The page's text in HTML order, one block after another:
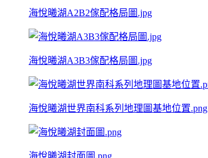
海悅曦湖A2B2傢配格局圖.jpg
海悅曦湖A3B3傢配格局圖.jpg
海悅曦湖世界南科系列地理圖基地位置.png
海悅曦湖封面圖.png